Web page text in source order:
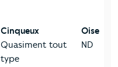
Cinqueux
Quasiment tout
type
Oise
ND